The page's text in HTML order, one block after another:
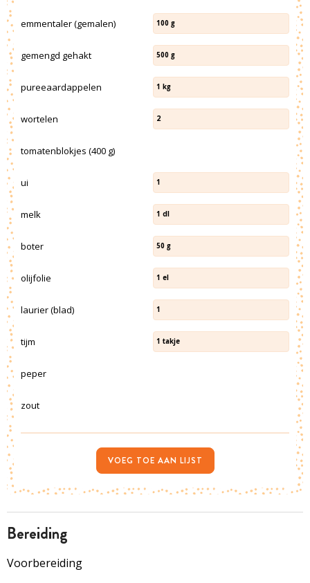
bereiding
Voorbereiding
emmentaler (gemalen) 100 g
gemengd gehakt 500 g
pureeaardappelen 1 kg
wortelen 2
tomatenblokjes (400 g)
ui 1
melk 1 dl
boter 50 g
olijfolie 1 el
laurier (blad) 1
tijm 1 takje
peper
zout
VOEG TOE AAN LIJST